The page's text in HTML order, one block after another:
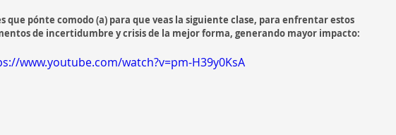
que pónte comodo (a) para que veas la siguiente clase, para enfrentar estos
de incertidumbre y crisis de la mejor forma, generando mayor impacto:
www.youtube.com/watch?v=pm-H39y0KsA